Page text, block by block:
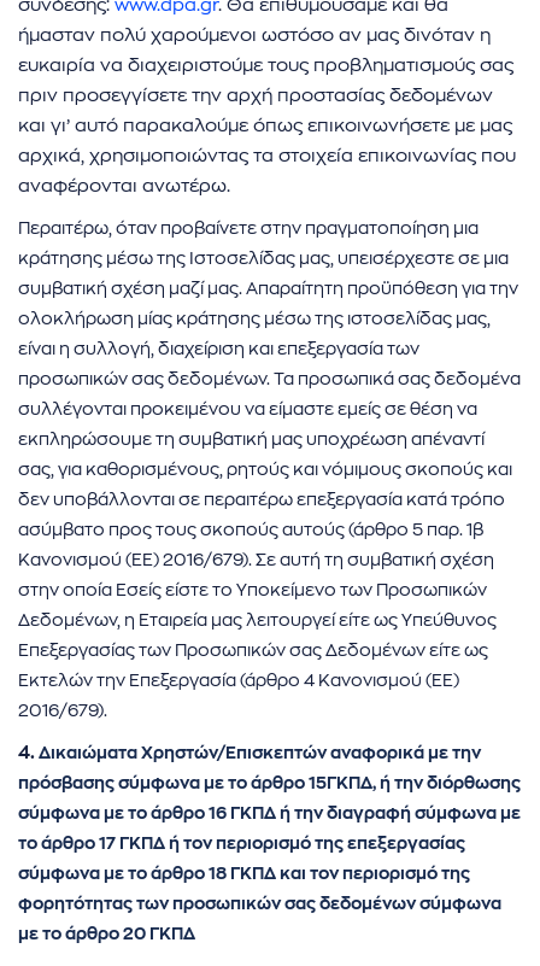
σύνδεσης: www.dpa.gr. Θα επιθυμούσαμε και θα
ήμασταν πολύ χαρούμενοι ωστόσο αν μας δινόταν η
ευκαιρία να διαχειριστούμε τους προβληματισμούς σας
πριν προσεγγίσετε την αρχή προστασίας δεδομένων
και γι’ αυτό παρακαλούμε όπως επικοινωνήσετε με μας
αρχικά, χρησιμοποιώντας τα στοιχεία επικοινωνίας που
αναφέρονται ανωτέρω.
Περαιτέρω, όταν προβαίνετε στην πραγματοποίηση μια
κράτησης μέσω της Ιστοσελίδας μας, υπεισέρχεστε σε μια
συμβατική σχέση μαζί μας. Απαραίτητη προϋπόθεση για την
ολοκλήρωση μίας κράτησης μέσω της ιστοσελίδας μας,
είναι η συλλογή, διαχείριση και επεξεργασία των
προσωπικών σας δεδομένων. Τα προσωπικά σας δεδομένα
συλλέγονται προκειμένου να είμαστε εμείς σε θέση να
εκπληρώσουμε τη συμβατική μας υποχρέωση απέναντί
σας, για καθορισμένους, ρητούς και νόμιμους σκοπούς και
δεν υποβάλλονται σε περαιτέρω επεξεργασία κατά τρόπο
ασύμβατο προς τους σκοπούς αυτούς (άρθρο 5 παρ. 1β
Κανονισμού (ΕΕ) 2016/679). Σε αυτή τη συμβατική σχέση
στην οποία Εσείς είστε το Υποκείμενο των Προσωπικών
Δεδομένων, η Εταιρεία μας λειτουργεί είτε ως Υπεύθυνος
Επεξεργασίας των Προσωπικών σας Δεδομένων είτε ως
Εκτελών την Επεξεργασία (άρθρο 4 Κανονισμού (ΕΕ)
2016/679).
4. Δικαιώματα Χρηστών/Επισκεπτών αναφορικά με την
πρόσβασης σύμφωνα με το άρθρο 15ΓΚΠΔ, ή την διόρθωσης
σύμφωνα με το άρθρο 16 ΓΚΠΔ ή την διαγραφή σύμφωνα με
το άρθρο 17 ΓΚΠΔ ή τον περιορισμό της επεξεργασίας
σύμφωνα με το άρθρο 18 ΓΚΠΔ και τον περιορισμό της
φορητότητας των προσωπικών σας δεδομένων σύμφωνα
με το άρθρο 20 ΓΚΠΔ